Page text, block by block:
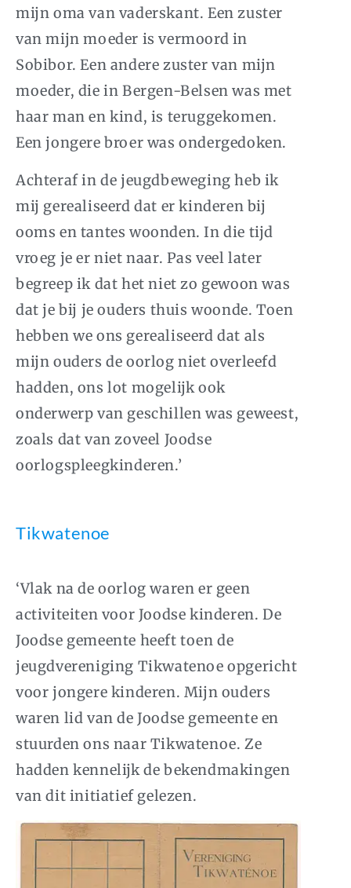
mijn oma van vaderskant. Een zuster
van mijn moeder is vermoord in
Sobibor. Een andere zuster van mijn
moeder, die in Bergen-Belsen was met
haar man en kind, is teruggekomen.
Een jongere broer was ondergedoken.
Achteraf in de jeugdbeweging heb ik
mij gerealiseerd dat er kinderen bij
ooms en tantes woonden. In die tijd
vroeg je er niet naar. Pas veel later
begreep ik dat het niet zo gewoon was
dat je bij je ouders thuis woonde. Toen
hebben we ons gerealiseerd dat als
mijn ouders de oorlog niet overleefd
hadden, ons lot mogelijk ook
onderwerp van geschillen was geweest,
zoals dat van zoveel Joodse
oorlogspleegkinderen.’
Tikwatenoe
‘Vlak na de oorlog waren er geen
activiteiten voor Joodse kinderen. De
Joodse gemeente heeft toen de
jeugdvereniging Tikwatenoe opgericht
voor jongere kinderen. Mijn ouders
waren lid van de Joodse gemeente en
stuurden ons naar Tikwatenoe. Ze
hadden kennelijk de bekendmakingen
van dit initiatief gelezen.